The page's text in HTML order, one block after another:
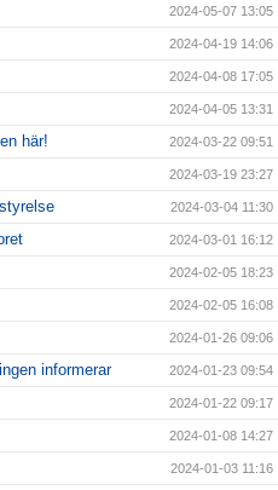
2024-05-07 13:05
2024-04-19 14:06
2024-04-08 17:05
2024-04-05 13:31
här! 2024-03-22 09:51
2024-03-19 23:27
2024-03-04 11:30
2024-03-01 16:12
2024-02-05 18:23
2024-02-05 16:08
2024-01-26 09:06
informerar 2024-01-23 09:54
2024-01-22 09:17
2024-01-08 14:27
2024-01-03 11:16